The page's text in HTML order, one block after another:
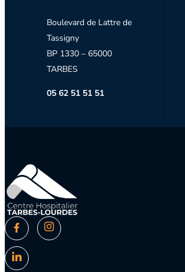
Boulevard de Lattre de
Tassigny
BP 1330 – 65000
TARBES
05 62 51 51 51